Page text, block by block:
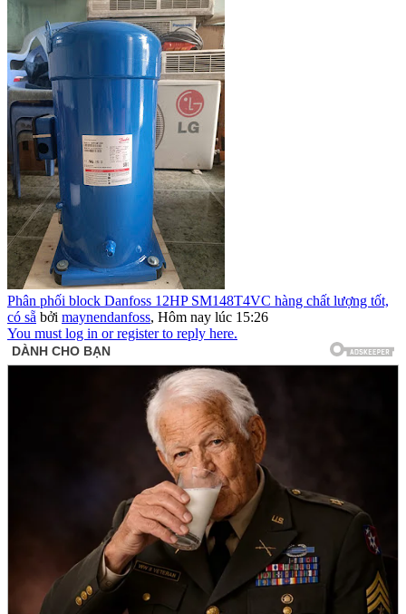
Phân phối block Danfoss 12HP SM148T4VC hàng chất lượng tốt,
có sẵ bởi maynendanfoss, Hôm nay lúc 15:26
You must log in or register to reply here.